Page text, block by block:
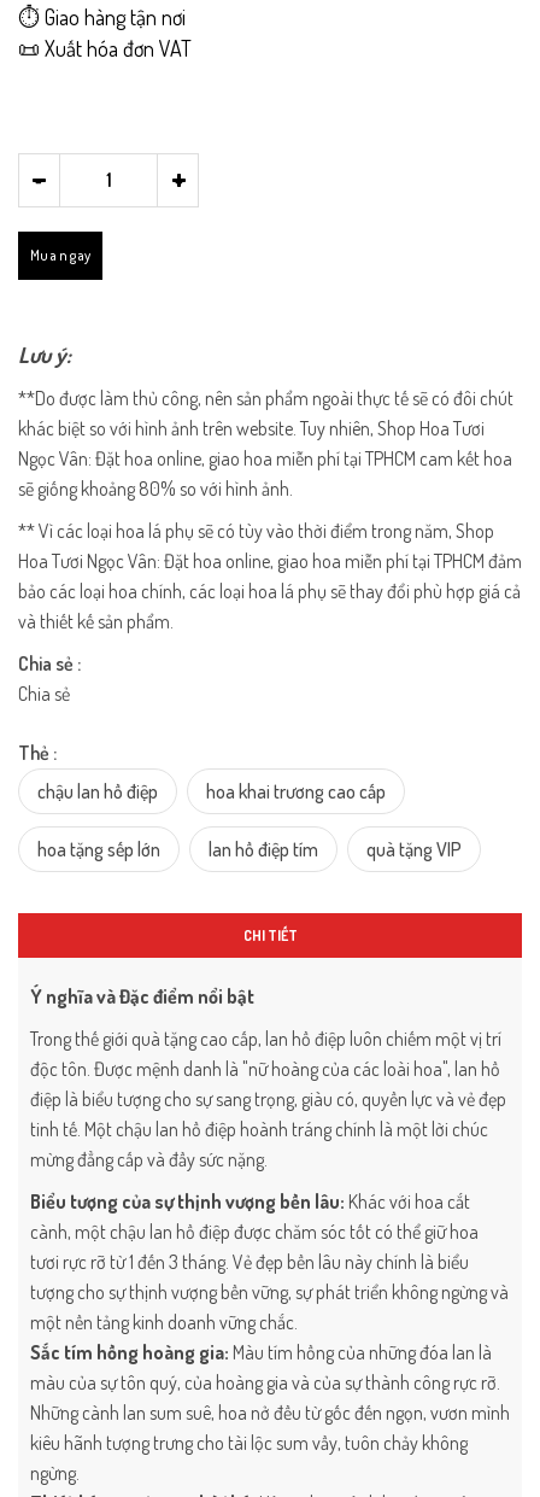
⏱️ Giao hàng tận nơi
📜 Xuất hóa đơn VAT
- +
Mua ngay
Lưu ý:
**Do được làm thủ công, nên sản phẩm ngoài thực tế sẽ có đôi chút
khác biệt so với hình ảnh trên website. Tuy nhiên, Shop Hoa Tươi
Ngọc Vân: Đặt hoa online, giao hoa miễn phí tại TPHCM cam kết hoa
sẽ giống khoảng 80% so với hình ảnh.
** Vì các loại hoa lá phụ sẽ có tùy vào thời điểm trong năm, Shop
Hoa Tươi Ngọc Vân: Đặt hoa online, giao hoa miễn phí tại TPHCM đảm
bảo các loại hoa chính, các loại hoa lá phụ sẽ thay đổi phù hợp giá cả
và thiết kế sản phẩm.
Chia sẻ :
Chia sẻ
Thẻ :
chậu lan hồ điệp
hoa khai trương cao cấp
hoa tặng sếp lớn lan hồ điệp tím quà tặng VIP
CHI TIẾT
Ý nghĩa và Đặc điểm nổi bật
Trong thế giới quà tặng cao cấp, lan hồ điệp luôn chiếm một vị trí
độc tôn. Được mệnh danh là "nữ hoàng của các loài hoa", lan hồ
điệp là biểu tượng cho sự sang trọng, giàu có, quyền lực và vẻ đẹp
tinh tế. Một chậu lan hồ điệp hoành tráng chính là một lời chúc
mừng đẳng cấp và đầy sức nặng.
Biểu tượng của sự thịnh vượng bền lâu: Khác với hoa cắt
cành, một chậu lan hồ điệp được chăm sóc tốt có thể giữ hoa
tươi rực rỡ từ 1 đến 3 tháng. Vẻ đẹp bền lâu này chính là biểu
tượng cho sự thịnh vượng bền vững, sự phát triển không ngừng và
một nền tảng kinh doanh vững chắc.
Sắc tím hồng hoàng gia: Màu tím hồng của những đóa lan là
màu của sự tôn quý, của hoàng gia và của sự thành công rực rỡ.
Những cành lan sum suê, hoa nở đều từ gốc đến ngọn, vươn mình
kiêu hãnh tượng trưng cho tài lộc sum vầy, tuôn chảy không
ngừng.